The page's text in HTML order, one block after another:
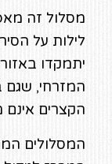
לילות על
יתמקדו
המזרחי, שגם
הקצרים אינם
המסלולים